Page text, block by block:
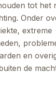
tot het
Onder
extreme
en
de